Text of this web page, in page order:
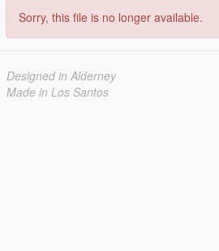
Sorry, this file is no longer available.
Designed in Alderney
Made in Los Santos